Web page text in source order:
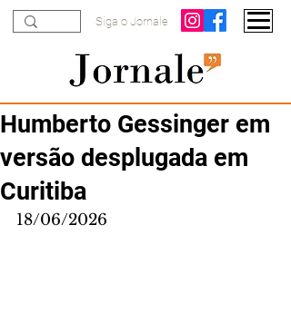
Siga o Jornale
Humberto Gessinger em
versão desplugada em
Curitiba
18/06/2026